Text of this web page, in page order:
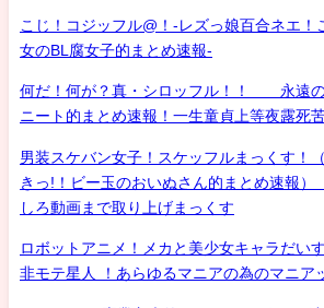
こじ！コジッフル@！-レズっ娘百合ネエ！
女のBL腐女子的まとめ速報-
何だ！何が？真・シロッフル！！ 永遠
ニート的まとめ速報！一生童貞上等夜露死苦
男装スケバン女子！スケッフルまっくす！
きっ!！ビー玉のおいぬさん的まとめ速報
しろ動画まで取り上げまっくす
ロボットアニメ！メカと美少女キャラだい
非モテ星人 ！あらゆるマニアの為のマニア